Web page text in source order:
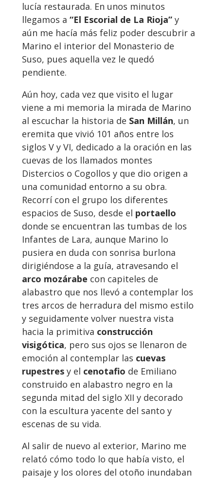
lucía restaurada. En unos minutos
llegamos a “El Escorial de La Rioja” y
aún me hacía más feliz poder descubrir a
Marino el interior del Monasterio de
Suso, pues aquella vez le quedó
pendiente.
Aún hoy, cada vez que visito el lugar
viene a mi memoria la mirada de Marino
al escuchar la historia de San Millán, un
eremita que vivió 101 años entre los
siglos V y VI, dedicado a la oración en las
cuevas de los llamados montes
Distercios o Cogollos y que dio origen a
una comunidad entorno a su obra.
Recorrí con el grupo los diferentes
espacios de Suso, desde el portaello
donde se encuentran las tumbas de los
Infantes de Lara, aunque Marino lo
pusiera en duda con sonrisa burlona
dirigiéndose a la guía, atravesando el
arco mozárabe con capiteles de
alabastro que nos llevó a contemplar los
tres arcos de herradura del mismo estilo
y seguidamente volver nuestra vista
hacia la primitiva construcción
visigótica, pero sus ojos se llenaron de
emoción al contemplar las cuevas
rupestresy el cenotafio de Emiliano
construido en alabastro negro en la
segunda mitad del siglo XII y decorado
con la escultura yacente del santo y
escenas de su vida.
Al salir de nuevo al exterior, Marino me
relató cómo todo lo que había visto, el
paisaje y los olores del otoño inundaban